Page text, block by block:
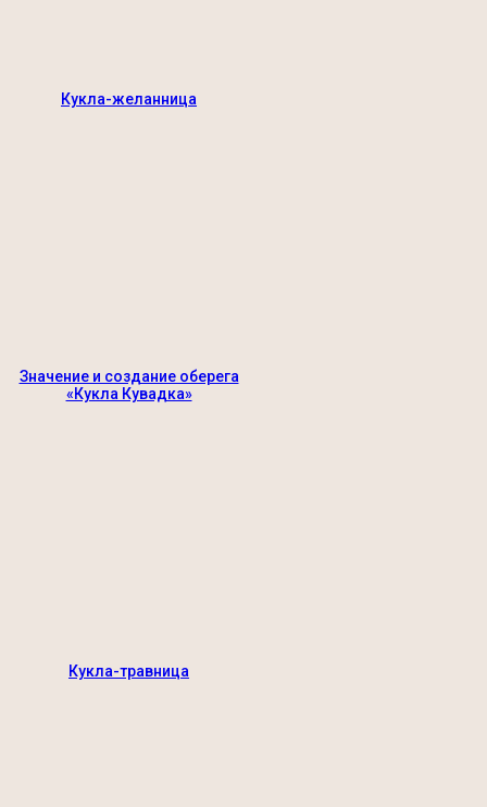
Кукла-желанница
Значение и создание оберега
«Кукла Кувадка»
Кукла-травница